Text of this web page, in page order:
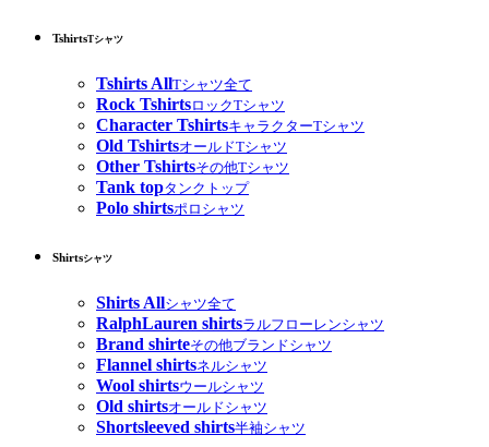
TshirtsTシャツ
Tshirts AllTシャツ全て
Rock TshirtsロックTシャツ
Character TshirtsキャラクターTシャツ
Old TshirtsオールドTシャツ
Other Tshirtsその他Tシャツ
Tank topタンクトップ
Polo shirtsポロシャツ
Shirtsシャツ
Shirts Allシャツ全て
RalphLauren shirtsラルフローレンシャツ
Brand shirteその他ブランドシャツ
Flannel shirtsネルシャツ
Wool shirtsウールシャツ
Old shirtsオールドシャツ
Shortsleeved shirts半袖シャツ